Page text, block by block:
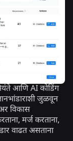
आणि AI कोडिंग
जुळवून
विकास
मर्ज करताना,
वाढत असताना